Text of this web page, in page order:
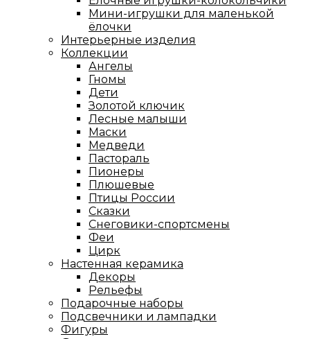
Мини-игрушки для маленькой
ёлочки
Интерьерные изделия
Коллекции
Ангелы
Гномы
Дети
Золотой ключик
Лесные малыши
Маски
Медведи
Пастораль
Пионеры
Плюшевые
Птицы России
Сказки
Снеговики-спортсмены
Феи
Цирк
Настенная керамика
Декоры
Рельефы
Подарочные наборы
Подсвечники и лампадки
Фигуры